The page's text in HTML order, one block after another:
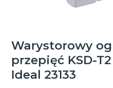
Warystorowy
przepięć KSD-
Ideal 23133